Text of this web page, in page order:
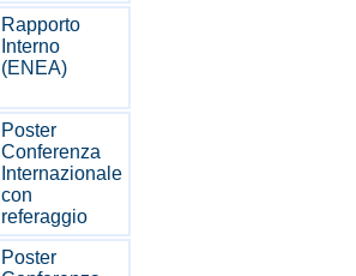
Rapporto
Interno
(ENEA)
Poster
Conferenza
Internazionale
con
referaggio
Poster